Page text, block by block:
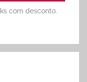
com desconto.